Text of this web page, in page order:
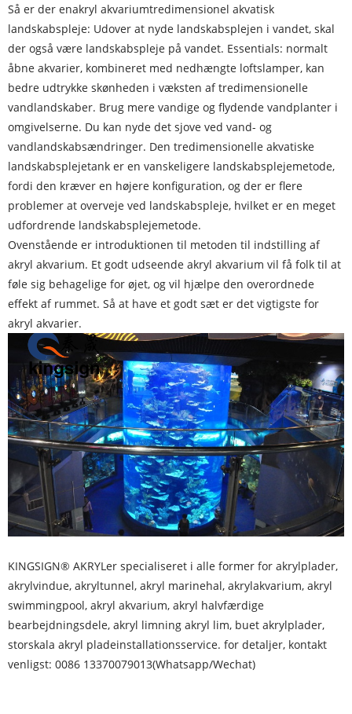
Så er der enakryl akvariumtredimensionel akvatisk
landskabspleje: Udover at nyde landskabsplejen i vandet, skal
der også være landskabspleje på vandet. Essentials: normalt
åbne akvarier, kombineret med nedhængte loftslamper, kan
bedre udtrykke skønheden i væksten af ​​tredimensionelle
vandlandskaber. Brug mere vandige og flydende vandplanter i
omgivelserne. Du kan nyde det sjove ved vand- og
vandlandskabsændringer. Den tredimensionelle akvatiske
landskabsplejetank er en vanskeligere landskabsplejemetode,
fordi den kræver en højere konfiguration, og der er flere
problemer at overveje ved landskabspleje, hvilket er en meget
udfordrende landskabsplejemetode.
Ovenstående er introduktionen til metoden til indstilling af
akryl akvarium. Et godt udseende akryl akvarium vil få folk til at
føle sig behagelige for øjet, og vil hjælpe den overordnede
effekt af rummet. Så at have et godt sæt er det vigtigste for
akryl akvarier.
KINGSIGN® AKRYL er specialiseret i alle former for akrylplader,
akrylvindue, akryltunnel, akryl marinehal, akrylakvarium, akryl
swimmingpool, akryl akvarium, akryl halvfærdige
bearbejdningsdele, akryl limning akryl lim, buet akrylplader,
storskala akryl pladeinstallationsservice. for detaljer, kontakt
venligst: 0086 13370079013(Whatsapp/Wechat)